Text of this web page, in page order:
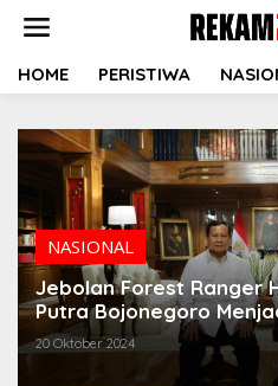
HOME PERISTIWA
NASIONAL
Jebolan Forest Ranger
Putra Bojonegoro
Prabowo
20 Oktober 2024